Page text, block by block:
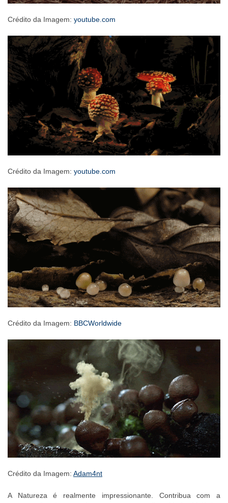
Crédito da Imagem: youtube.com
Crédito da Imagem: youtube.com
Crédito da Imagem: BBCWorldwide
Crédito da Imagem: Adam4nt
A Natureza é realmente impressionante. Contribua com a